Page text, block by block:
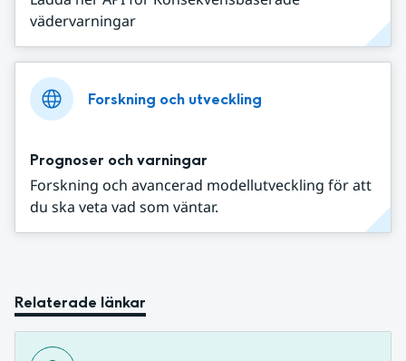
vädervarningar
Forskning och utveckling
Prognoser och varningar
Forskning och avancerad modellutveckling för att
du ska veta vad som väntar.
Relaterade länkar